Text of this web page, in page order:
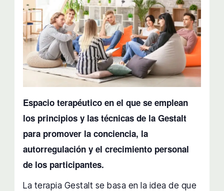
Espacio terapéutico en el que se emplean
los principios y las técnicas de la Gestalt
para promover la conciencia, la
autorregulación y el crecimiento personal
de los participantes.
La terapia Gestalt se basa en la idea de que